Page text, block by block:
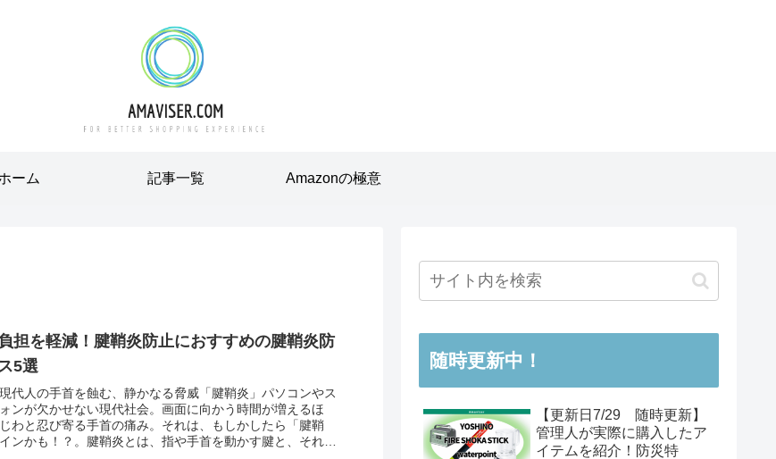
ーム 記事一覧 Amazonの極意
担を軽減！腱鞘炎防止におすすめの腱鞘炎防
5選
代人の手首を蝕む、静かなる脅威「腱鞘炎」パソコンやス
ンが欠かせない現代社会。画面に向かう時間が増えるほ
わと忍び寄る手首の痛み。それは、もしかしたら「腱鞘
ンかも！？。腱鞘炎とは、指や手首を動かす腱と、それを
随時更新中！
【更新日7/29 随時更新】
管理人が実際に購入したア
イテムを紹介！防災特